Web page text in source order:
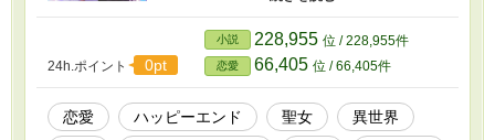
のラブコメ短編、ゆるっとお楽しみください。
※ 数年前に書いたものを軽く直した程度です
ので、あまりクオリティには期待しないでくだ
さい。 ※ 表紙はニジジャーニーで作製、自分
でロゴをつけました。
24h.ポイント 0pt
小説 228,955 位 / 228,955件
恋愛 66,405 位 / 66,405件
恋愛 ハッピーエンド 聖女
異世界